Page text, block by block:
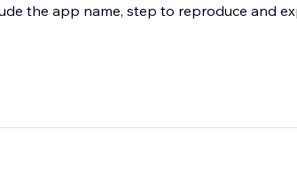
the app name, step to reproduce and